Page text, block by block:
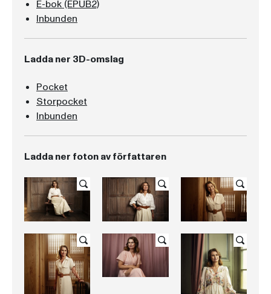
E-bok (EPUB2)
Inbunden
Ladda ner 3D-omslag
Pocket
Storpocket
Inbunden
Ladda ner foton av författaren